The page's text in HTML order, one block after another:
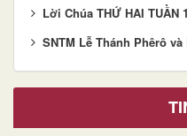
Lời Chúa THỨ HAI TUẦN
SNTM Lễ Thánh Phêrô